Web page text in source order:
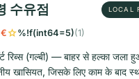
수유점 LOCAL
star%!f(int64=5)(1)
रिब्स (गल्बी) — बाहर से हल्का जला
खासियत, जिसके लिए काम के बाद